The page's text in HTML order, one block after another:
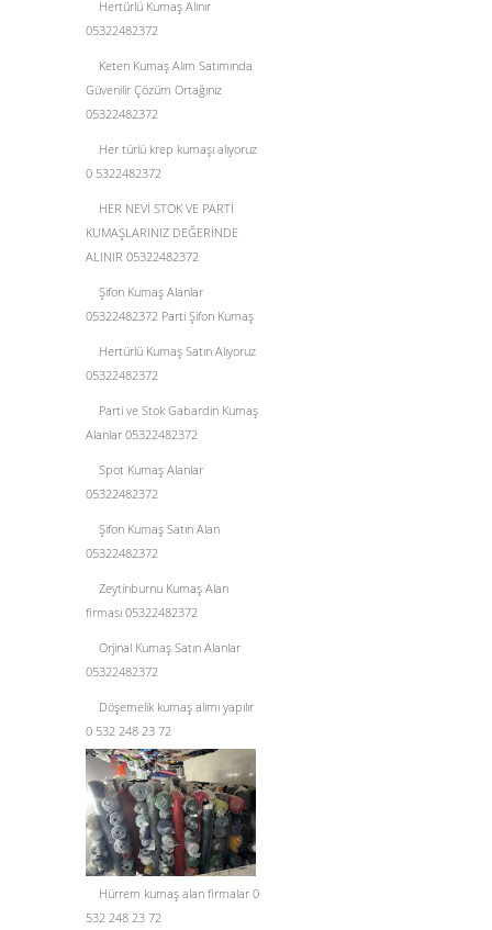
Hertürlü Kumaş Alınır
05322482372
Keten Kumaş Alım Satımında
Güvenilir Çözüm Ortağınız
05322482372
Her türlü krep kumaşı alıyoruz
0 5322482372
HER NEVİ STOK VE PARTİ
KUMAŞLARINIZ DEĞERİNDE
ALINIR 05322482372
Şifon Kumaş Alanlar
05322482372 Parti Şifon Kumaş
Hertürlü Kumaş Satın Alıyoruz
05322482372
Parti ve Stok Gabardin Kumaş
Alanlar 05322482372
Spot Kumaş Alanlar
05322482372
Şifon Kumaş Satın Alan
05322482372
Zeytinburnu Kumaş Alan
firması 05322482372
Orjinal Kumaş Satın Alanlar
05322482372
Döşemelik kumaş alımı yapılır
0 532 248 23 72
Hürrem kumaş alan firmalar 0
532 248 23 72